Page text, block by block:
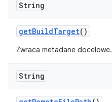
String
getBuildTarget()
Zwraca metadane docelowe.
String